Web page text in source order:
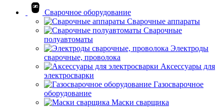
Сварочное оборудование
Сварочные аппараты
Сварочные
полуавтоматы
Электроды
сварочные, проволока
Аксессуары для
электросварки
Газосварочное
оборудование
Маски сварщика